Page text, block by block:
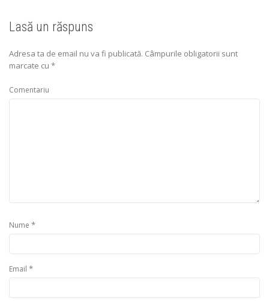
Lasă un răspuns
Adresa ta de email nu va fi publicată. Câmpurile obligatorii sunt
marcate cu *
Comentariu
Nume *
Email *